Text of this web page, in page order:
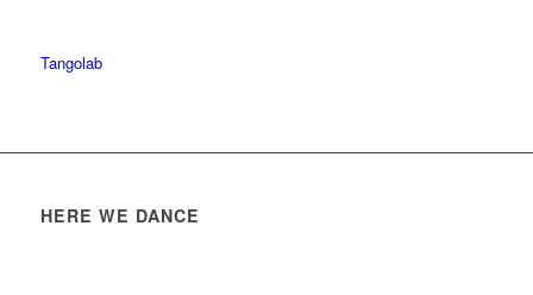
Tangolab
HERE WE DANCE